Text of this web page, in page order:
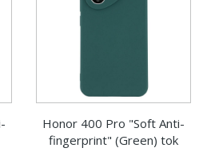
Honor 400 Pro "Soft Anti-
fingerprint" (Green) tok